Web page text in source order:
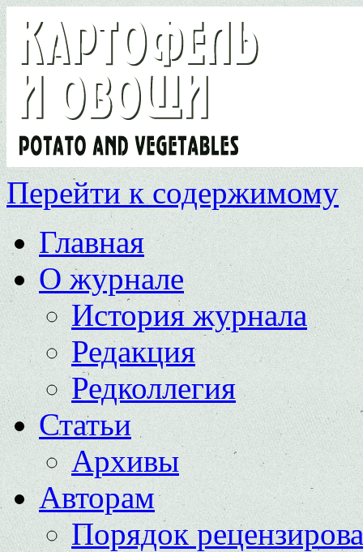
Перейти к содержимому
Главная
О журнале
История журнала
Редакция
Редколлегия
Статьи
Архивы
Авторам
Порядок